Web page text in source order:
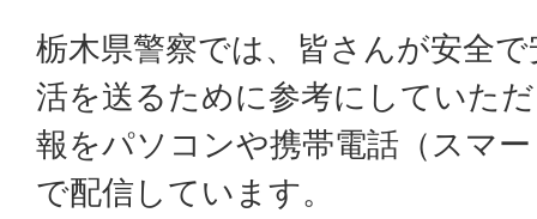
栃木県警察では、皆さんが安全
活を送るために参考にしていた
報をパソコンや携帯電話（スマ
で配信しています。